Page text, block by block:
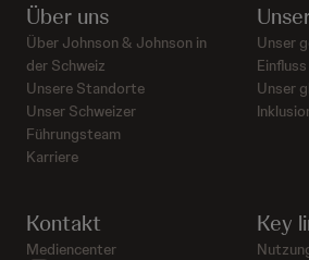
Über uns
Über Johnson & Johnson in
der Schweiz
Unsere Standorte
Unser Schweizer
Führungsteam
Karriere
Unser
Einfluss
Unser
Kontakt
Mediencenter
Key